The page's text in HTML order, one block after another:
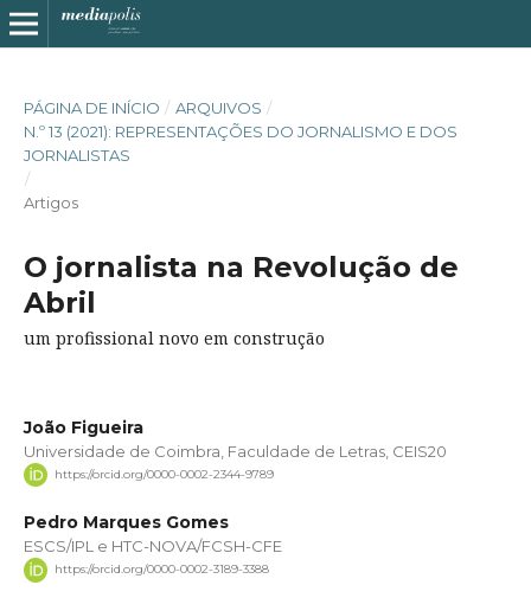
PÁGINA DE INÍCIO / ARQUIVOS /
N.º 13 (2021): REPRESENTAÇÕES DO JORNALISMO E DOS
JORNALISTAS
/
Artigos
O jornalista na Revolução de
Abril
um profissional novo em construção
João Figueira
Universidade de Coimbra, Faculdade de Letras, CEIS20
https://orcid.org/0000-0002-2344-9789
Pedro Marques Gomes
ESCS/IPL e HTC-NOVA/FCSH-CFE
https://orcid.org/0000-0002-3189-3388